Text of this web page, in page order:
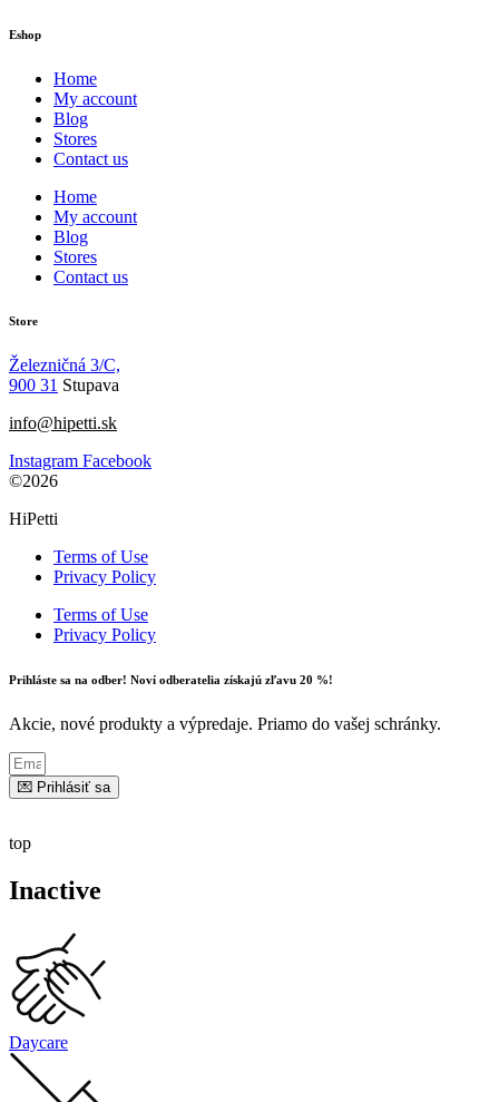
Eshop
Home
My account
Blog
Stores
Contact us
Home
My account
Blog
Stores
Contact us
Store
Železničná 3/C,
900 31 Stupava
info@hipetti.sk
Instagram Facebook
©2026
HiPetti
Terms of Use
Privacy Policy
Terms of Use
Privacy Policy
Prihláste sa na odber! Noví odberatelia získajú zľavu 20 %!
Akcie, nové produkty a výpredaje. Priamo do vašej schránky.
💌 Prihlásiť sa
top
Inactive
Daycare